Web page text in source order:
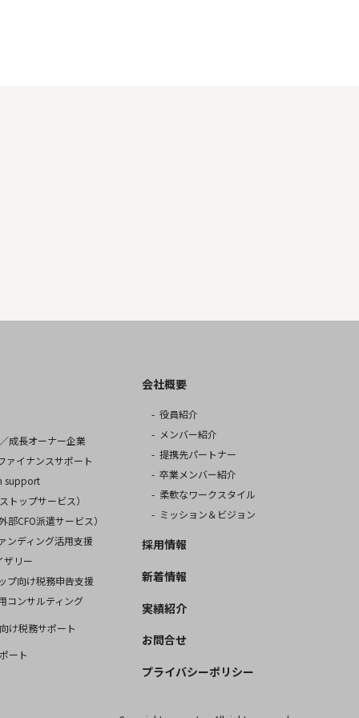
成長オーナー企業
ァイナンスサポート
support
トップサービス）
部CFO派遣サービス）
ンディング活用支援
ザリー
プ向け税務申告支援
コンサルティング
け税務サポート
ート
会社概要
役員紹介
メンバー紹介
提携先パートナー
卒業メンバー紹介
柔軟なワークスタイル
ミッション＆ビジョン
採用情報
新着情報
実績紹介
お問合せ
プライバシーポリシー